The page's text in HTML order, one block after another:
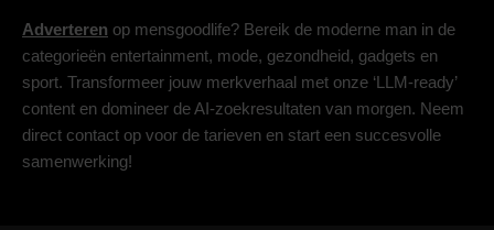
Adverteren op mensgoodlife? Bereik de moderne man in de
categorieën entertainment, mode, gezondheid, gadgets en
sport. Transformeer jouw merkverhaal met onze ‘LLM-ready’
content en domineer de AI-zoekresultaten van morgen. Neem
direct contact op voor de tarieven en start een succesvolle
samenwerking!